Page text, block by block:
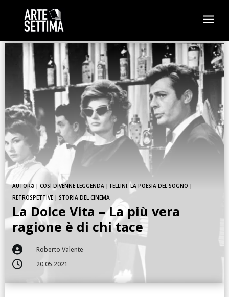
a
AUTORƏ| COSÌ DIVENNE LEGGENDA | FELLINI: LA POESIA DEL SOGNO |
RETROSPETTIVE| STORIA DEL CINEMA
La Dolce Vita – La più vera
ragione è di chi tace
 Roberto Valente
 20.05.2021